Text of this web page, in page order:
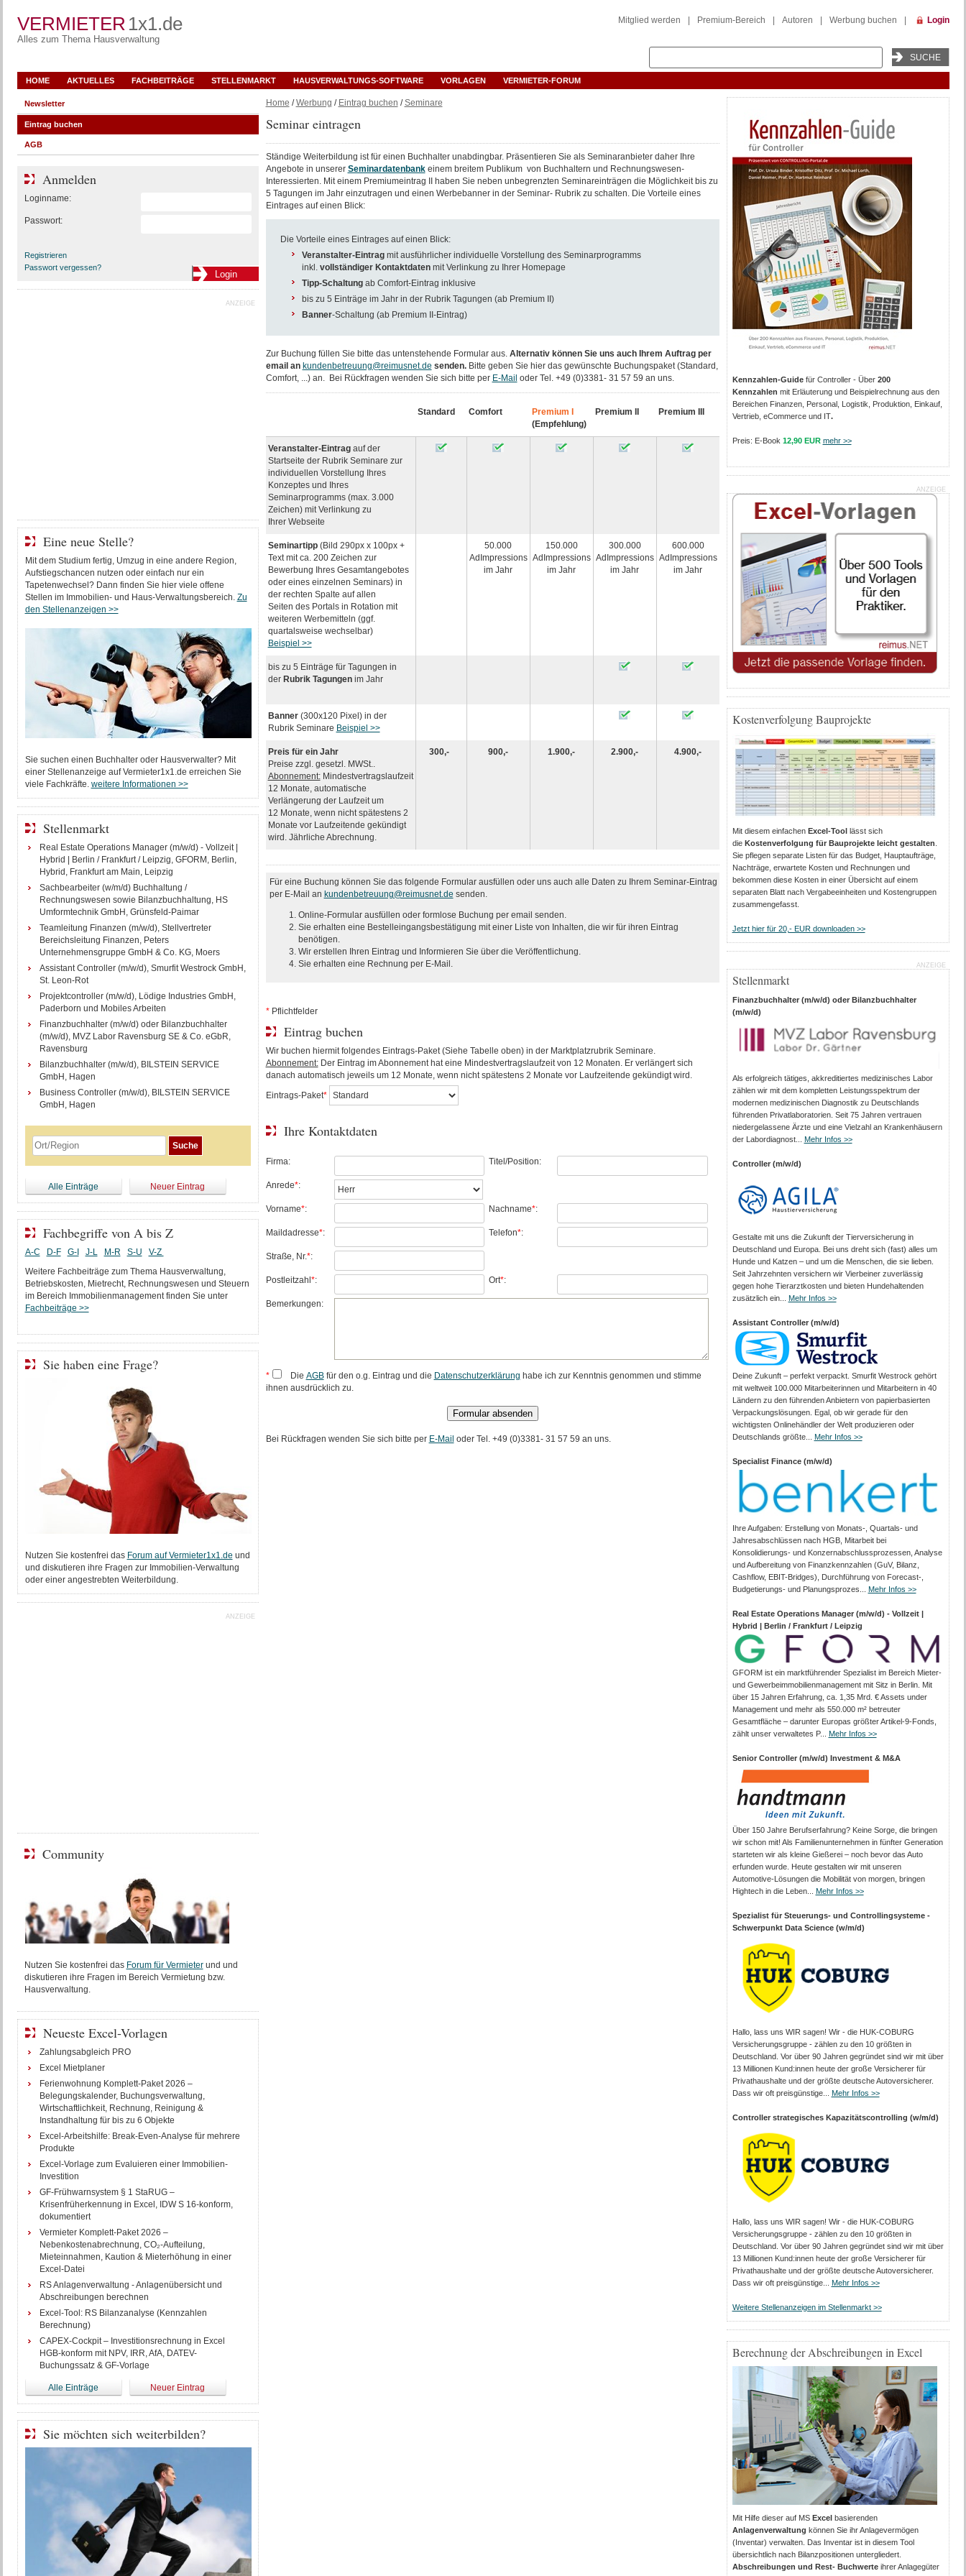
VERMIETER 1x1.de
Alles zum Thema Hausverwaltung
Mitglied werden Premium-Bereich Autoren Werbung buchen Login
HOME AKTUELLES FACHBEITRÄGE STELLENMARKT HAUSVERWALTUNGS-SOFTWARE VORLAGEN VERMIETER-FORUM
Home /Werbung / Eintrag buchen /Seminare
Seminar eintragen
Ständige Weiterbildung ist für einen Buchhalter unabdingbar. Präsentieren Sie als Seminaranbieter daher Ihre
Angebote in unserer Seminardatenbankeinem breitem Publikum von Buchhaltern und Rechnungswesen-
Interessierten. Mit einem Premiumeintrag II haben Sie neben unbegrenzten Seminareinträgen die Möglichkeit bis zu
5 Tagungen im Jahr einzutragen und einen Werbebanner in der Seminar- Rubrik zu schalten. Die Vorteile eines
Eintrages auf einen Blick:
Die Vorteile eines Eintrages auf einen Blick:
Veranstalter-Eintrag mit ausführlicher individuelle Vorstellung des Seminarprogramms
inkl. vollständiger Kontaktdatenmit Verlinkung zu Ihrer Homepage
Tipp-Schaltung ab Comfort-Eintrag inklusive
bis zu 5 Einträge im Jahr in der Rubrik Tagungen (ab Premium II)
Banner-Schaltung (ab Premium II-Eintrag)
Zur Buchung füllen Sie bitte das untenstehende Formular aus. Alternativ können Sie uns auch Ihrem Auftrag per
email an kundenbetreuung@reimusnet.de senden.Bitte geben Sie hier das gewünschte Buchungspaket (Standard,
Comfort, ...) an. Bei Rückfragen wenden Sie sich bitte per E-Mail oder Tel. +49 (0)3381- 31 57 59 an uns.
Standard Comfort
Premium I
(Empfehlung)
Premium II Premium III
Veranstalter-Eintragauf der
Startseite der Rubrik Seminare zur
individuellen Vorstellung Ihres
Konzeptes und Ihres
Seminarprogramms (max. 3.000
Zeichen) mit Verlinkung zu
Ihrer Webseite
Seminartipp(Bild 290px x 100px +
Text mit ca. 200 Zeichen zur
Bewerbung Ihres Gesamtangebotes
oder eines einzelnen Seminars) in
der rechten Spalte auf allen
Seiten des Portals in Rotation mit
weiteren Werbemitteln (ggf.
quartalsweise wechselbar)
Beispiel >>
50.000
AdImpressions
im Jahr
150.000
AdImpressions
im Jahr
300.000
AdImpressions
im Jahr
600.000
AdImpressions
im Jahr
bis zu 5 Einträge für Tagungen in
der Rubrik Tagungenim Jahr
Banner (300x120 Pixel) in der
Rubrik Seminare Beispiel >>
Preis für ein Jahr
Preise zzgl. gesetzl. MWSt..
Abonnement:Mindestvertragslaufzeit
12 Monate, automatische
Verlängerung der Laufzeit um
12 Monate, wenn nicht spätestens 2
Monate vor Laufzeitende gekündigt
wird. Jährliche Abrechnung.
300,- 900,- 1.900,- 2.900,- 4.900,-
Für eine Buchung können Sie das folgende Formular ausfüllen oder uns auch alle Daten zu Ihrem Seminar-Eintrag
per E-Mail an kundenbetreuung@reimusnet.de senden.
Online-Formular ausfüllen oder formlose Buchung per email senden.
Sie erhalten eine Bestelleingangsbestätigung mit einer Liste von Inhalten, die wir für ihren Eintrag
benötigen.
Wir erstellen Ihren Eintrag und Informieren Sie über die Veröffentlichung.
Sie erhalten eine Rechnung per E-Mail.
* Pflichtfelder
Eintrag buchen
Wir buchen hiermit folgendes Eintrags-Paket (Siehe Tabelle oben) in der Marktplatzrubrik Seminare.
Abonnement:Der Eintrag im Abonnement hat eine Mindestvertragslaufzeit von 12 Monaten. Er verlängert sich
danach automatisch jeweils um 12 Monate, wenn nicht spätestens 2 Monate vor Laufzeitende gekündigt wird.
Eintrags-Paket*
Ihre Kontaktdaten
Firma: Titel/Position:
Anrede*:
Vorname*: Nachname*:
Maildadresse*: Telefon*:
Straße, Nr.*:
Postleitzahl*: Ort*:
Bemerkungen:
* Die AGBfür den o.g. Eintrag und die Datenschutzerklärung habe ich zur Kenntnis genommen und stimme
ihnen ausdrücklich zu.
Bei Rückfragen wenden Sie sich bitte per E-Mail oder Tel. +49 (0)3381- 31 57 59 an uns.
Newsletter
Eintrag buchen
AGB
Anmelden
Loginname:
Passwort:
Registrieren
Passwort vergessen?
ANZEIGE
Eine neue Stelle?
Mit dem Studium fertig, Umzug in eine andere Region,
Aufstiegschancen nutzen oder einfach nur ein
Tapetenwechsel? Dann finden Sie hier viele offene
Stellen im Immobilien- und Haus-Verwaltungsbereich. Zu
den Stellenanzeigen >>
Sie suchen einen Buchhalter oder Hausverwalter? Mit
einer Stellenanzeige auf Vermieter1x1.de erreichen Sie
viele Fachkräfte. weitere Informationen >>
Stellenmarkt
Real Estate Operations Manager (m/w/d) - Vollzeit |
Hybrid | Berlin / Frankfurt / Leipzig, GFORM, Berlin,
Hybrid, Frankfurt am Main, Leipzig
Sachbearbeiter (w/m/d) Buchhaltung /
Rechnungswesen sowie Bilanzbuchhaltung, HS
Umformtechnik GmbH, Grünsfeld-Paimar
Teamleitung Finanzen (m/w/d), Stellvertreter
Bereichsleitung Finanzen, Peters
Unternehmensgruppe GmbH & Co. KG, Moers
Assistant Controller (m/w/d), Smurfit Westrock GmbH,
St. Leon-Rot
Projektcontroller (m/w/d), Lödige Industries GmbH,
Paderborn und Mobiles Arbeiten
Finanzbuchhalter (m/w/d) oder Bilanzbuchhalter
(m/w/d), MVZ Labor Ravensburg SE & Co. eGbR,
Ravensburg
Bilanzbuchhalter (m/w/d), BILSTEIN SERVICE
GmbH, Hagen
Business Controller (m/w/d), BILSTEIN SERVICE
GmbH, Hagen
Alle Einträge Neuer Eintrag
Fachbegriffe von A bis Z
A-C D-F G-I J-L M-R S-U
V-Z
Weitere Fachbeiträge zum Thema Hausverwaltung,
Betriebskosten, Mietrecht, Rechnungswesen und Steuern
im Bereich Immobilienmanagement finden Sie unter
Fachbeiträge >>
Sie haben eine Frage?
Nutzen Sie kostenfrei das Forum auf Vermieter1x1.de und
und diskutieren ihre Fragen zur Immobilien-Verwaltung
oder einer angestrebten Weiterbildung.
ANZEIGE
Community
Nutzen Sie kostenfrei das Forum für Vermieterund und
diskutieren ihre Fragen im Bereich Vermietung bzw.
Hausverwaltung.
Neueste Excel-Vorlagen
Zahlungsabgleich PRO
Excel Mietplaner
Ferienwohnung Komplett-Paket 2026 –
Belegungskalender, Buchungsverwaltung,
Wirtschaftlichkeit, Rechnung, Reinigung &
Instandhaltung für bis zu 6 Objekte
Excel-Arbeitshilfe: Break-Even-Analyse für mehrere
Produkte
Excel-Vorlage zum Evaluieren einer Immobilien-
Investition
GF-Frühwarnsystem § 1 StaRUG –
Krisenfrüherkennung in Excel, IDW S 16-konform,
dokumentiert
Vermieter Komplett-Paket 2026 –
Nebenkostenabrechnung, CO₂-Aufteilung,
Mieteinnahmen, Kaution & Mieterhöhung in einer
Excel-Datei
RS Anlagenverwaltung - Anlagenübersicht und
Abschreibungen berechnen
Excel-Tool: RS Bilanzanalyse (Kennzahlen
Berechnung)
CAPEX-Cockpit – Investitionsrechnung in Excel
HGB-konform mit NPV, IRR, AfA, DATEV-
Buchungssatz & GF-Vorlage
Alle Einträge Neuer Eintrag
Sie möchten sich weiterbilden?
Kennzahlen-Guidefür Controller - Über 200
Kennzahlen mit Erläuterung und Beispielrechnung aus den
Bereichen Finanzen, Personal, Logistik, Produktion, Einkauf,
Vertrieb, eCommerce und IT.
Preis: E-Book 12,90 EUR mehr >>
ANZEIGE
Kostenverfolgung Bauprojekte
Mit diesem einfachen Excel-Toollässt sich
die Kostenverfolgung für Bauprojekte leicht gestalten
Sie pflegen separate Listen für das Budget, Hauptaufträge,
Nachträge, erwartete Kosten und Rechnungen und
bekommen diese Kosten in einer Übersicht auf einem
separaten Blatt nach Vergabeeinheiten und Kostengruppen
zusammengefasst.
Jetzt hier für 20,- EUR downloaden >>
ANZEIGE
Stellenmarkt
Finanzbuchhalter (m/w/d) oder Bilanzbuchhalter
(m/w/d)
Als erfolgreich tätiges, akkreditiertes medizinisches Labor
zählen wir mit dem kompletten Leistungs­spektrum der
modernen medizinischen Diagnostik zu Deutschlands
führenden Privat­laboratorien. Seit 75 Jahren vertrauen
nieder­gelassene Ärzte und eine Vielzahl an Kranken­häusern
der Labor­diagnost... Mehr Infos >>
Controller (m/w/d)
Gestalte mit uns die Zukunft der Tierversicherung in
Deutschland und Europa. Bei uns dreht sich (fast) alles um
Hunde und Katzen – und um die Menschen, die sie lieben.
Seit Jahrzehnten versichern wir Vierbeiner zuverlässig
gegen hohe Tierarztkosten und bieten Hundehaltenden
zusätzlich ein... Mehr Infos >>
Assistant Controller (m/w/d)
Deine Zukunft – perfekt verpackt. Smurfit Westrock gehört
mit weltweit 100.000 Mitarbeiter­innen und Mitarbeitern in 40
Ländern zu den führenden Anbietern von papier­basierten
Verpackungs­lösungen. Egal, ob wir gerade für den
wichtigsten Onlinehändler der Welt produzieren oder
Deutschlands größte... Mehr Infos >>
Specialist Finance (m/w/d)
Ihre Aufgaben: Erstellung von Monats‑, Quartals‑ und
Jahresabschlüssen nach HGB, Mitarbeit bei
Konsolidierungs‑ und Konzernabschlussprozessen, Analyse
und Aufbereitung von Finanzkennzahlen (GuV, Bilanz,
Cashflow, EBIT-Bridges), Durchführung von Forecast‑,
Budgetierungs‑ und Planungsprozes... Mehr Infos >>
Real Estate Operations Manager (m/w/d) - Vollzeit |
Hybrid | Berlin / Frankfurt / Leipzig
GFORM ist ein marktführender Spezialist im Bereich Mieter-
und Gewerbeimmobilienmanagement mit Sitz in Berlin. Mit
über 15 Jahren Erfahrung, ca. 1,35 Mrd. € Assets under
Management und mehr als 550.000 m² betreuter
Gesamtfläche – darunter Europas größter Artikel-9-Fonds,
zählt unser verwaltetes P... Mehr Infos >>
Senior Controller (m/w/d) Investment & M&A
Über 150 Jahre Berufserfahrung? Keine Sorge, die bringen
wir schon mit! Als Familienunternehmen in fünfter Generation
starteten wir als kleine Gießerei – noch bevor das Auto
erfunden wurde. Heute gestalten wir mit unseren
Automotive-Lösungen die Mobilität von morgen, bringen
Hightech in die Leben... Mehr Infos >>
Spezialist für Steuerungs- und Controllingsysteme -
Schwerpunkt Data Science (w/m/d)
Hallo, lass uns WIR sagen! Wir - die HUK-COBURG
Versicherungsgruppe - zählen zu den 10 größten in
Deutschland. Vor über 90 Jahren gegründet sind wir mit über
13 Millionen Kund:innen heute der große Versicherer für
Privathaushalte und der größte deutsche Autoversicherer.
Dass wir oft preisgünstige... Mehr Infos >>
Controller strategisches Kapazitätscontrolling (w/m/d)
Hallo, lass uns WIR sagen! Wir - die HUK-COBURG
Versicherungsgruppe - zählen zu den 10 größten in
Deutschland. Vor über 90 Jahren gegründet sind wir mit über
13 Millionen Kund:innen heute der große Versicherer für
Privathaushalte und der größte deutsche Autoversicherer.
Dass wir oft preisgünstige... Mehr Infos >>
Weitere Stellenanzeigen im Stellenmarkt >>
Berechnung der Abschreibungen in Excel
Mit Hilfe dieser auf MS Excelbasierenden
Anlagenverwaltung können Sie ihr Anlagevermögen
(Inventar) verwalten. Das Inventar ist in diesem Tool
übersichtlich nach Bilanzpositionen untergliedert.
Abschreibungen und Rest- Buchwerteihrer Anlagegüter